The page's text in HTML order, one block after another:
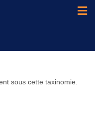
sous cette taxinomie.